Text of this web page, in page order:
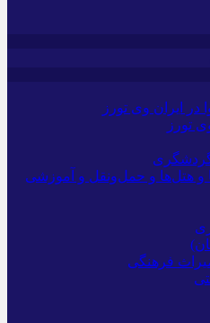
در ایران وی تورز
تورز
گردشگری
و هتل‌ها و حمل‌و‌نقل و آموزشی
فرهنگی